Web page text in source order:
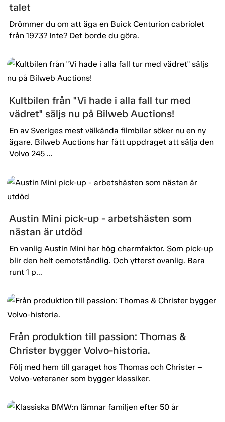
talet
Drömmer du om att äga en Buick Centurion cabriolet
från 1973? Inte? Det borde du göra.
Kultbilen från "Vi hade i alla fall tur med
vädret" säljs nu på Bilweb Auctions!
En av Sveriges mest välkända filmbilar söker nu en ny
ägare. Bilweb Auctions har fått uppdraget att sälja den
Volvo 245 ...
Austin Mini pick-up - arbetshästen som
nästan är utdöd
En vanlig Austin Mini har hög charmfaktor. Som pick-up
blir den helt oemotståndlig. Och ytterst ovanlig. Bara
runt 1 p...
Från produktion till passion: Thomas &
Christer bygger Volvo-historia.
Följ med hem till garaget hos Thomas och Christer –
Volvo-veteraner som bygger klassiker.